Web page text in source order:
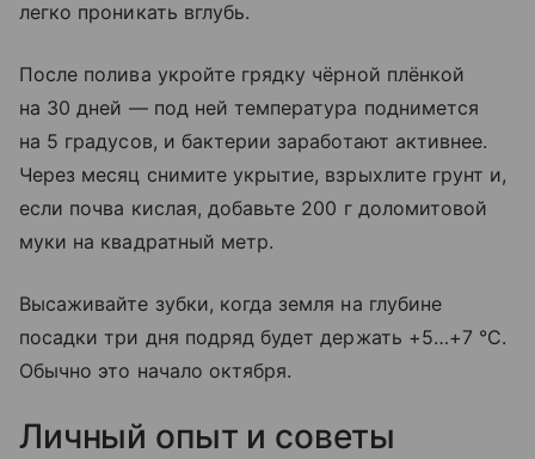
легко проникать вглубь.
После полива укройте грядку чёрной плёнкой
на 30 дней — под ней температура поднимется
на 5 градусов, и бактерии заработают активнее.
Через месяц снимите укрытие, взрыхлите грунт и,
если почва кислая, добавьте 200 г доломитовой
муки на квадратный метр.
Высаживайте зубки, когда земля на глубине
посадки три дня подряд будет держать +5…+7 °C.
Обычно это начало октября.
Личный опыт и советы